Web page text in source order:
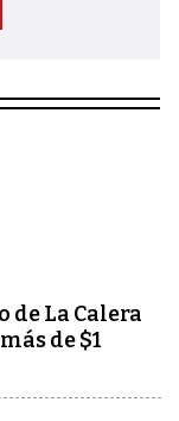
de La Calera
de $1